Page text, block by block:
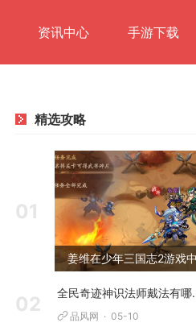
资讯中心 手游下载
精选攻略
01
姜维在少年三国志2游戏
02 全民奇
品风网 05-10